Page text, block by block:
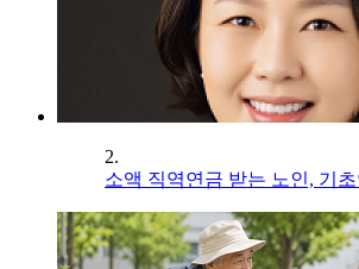
2.
소액 직역연금 받는 노인, 기